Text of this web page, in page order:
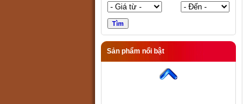
Sản phẩm nổi bật
Trung tâm báo cháy 10 kênh
Yunyang (mã hàng YF-1G-
10L) ABS